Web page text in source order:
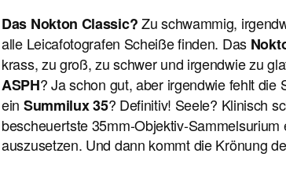
Das Nokton Classic?Zu schwammig,
alle Leicafotografen Scheiße finden. Das
krass, zu groß, zu schwer und irgendwie zu
ASPH? Ja schon gut, aber irgendwie fehlt die
ein Summilux 35? Definitiv! Seele? Klinisch
bescheuertste 35mm-Objektiv-
auszusetzen. Und dann kommt die Krönung